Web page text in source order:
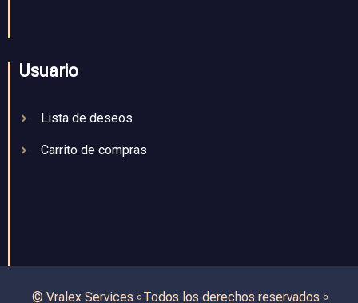
Usuario
Lista de deseos
Carrito de compras
© Vralex Services ৹ Todos los derechos reservados ৹